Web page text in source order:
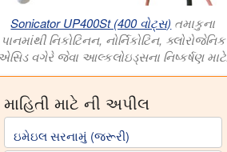
Sonicator UP400St (400 વોટ્સ) તમાકુના
પાનમાંથી નિકોટિનન, નોર્નિકોટિન, ક્લોરોજેનિક
વગેરે જેવા આલ્કલોઇડ્સના નિષ્કર્ષણ
માહિતી માટે ની અપીલ
ઇમેઇલ સરનામું (જરૂરી)